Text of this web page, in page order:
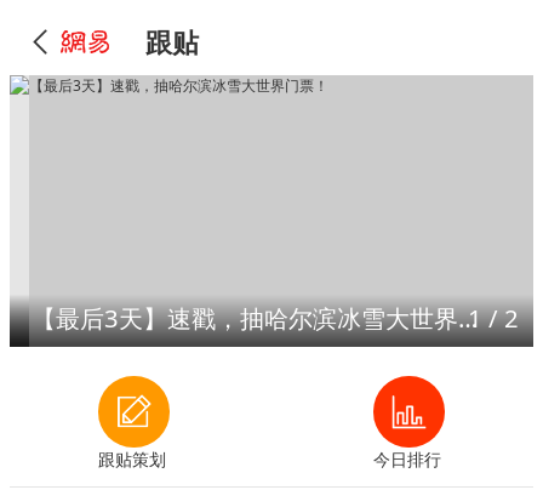
跟贴
【最后3天】速戳，抽哈尔滨冰雪大世界门票！1/2
跟贴策划 今日排行